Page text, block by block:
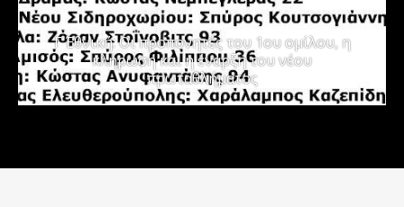
Γ΄ Εθνική: Οι προπονητές του 1ου ομίλου, η
κλήρωση και η έναρξη του νέου
πρωταθλήματος